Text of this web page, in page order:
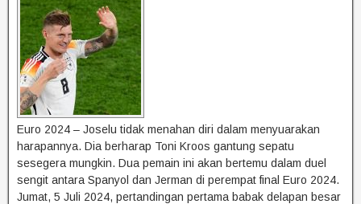
Euro 2024 – Joselu tidak menahan diri dalam menyuarakan
harapannya. Dia berharap Toni Kroos gantung sepatu
sesegera mungkin. Dua pemain ini akan bertemu dalam duel
sengit antara Spanyol dan Jerman di perempat final Euro 2024.
Jumat, 5 Juli 2024, pertandingan pertama babak delapan besar